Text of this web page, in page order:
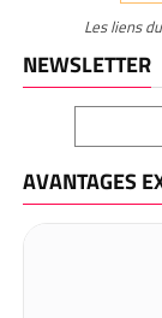
Les liens
NEWSLETTER
AVANTAGES